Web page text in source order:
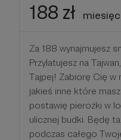
188 zł
Za 188 wynajmujesz
Przylatujesz na
Tajpej! Zabiorę Cię w
jakieś inne które
postawię pierożki w
ulicznej budki. Będę
podczas całego